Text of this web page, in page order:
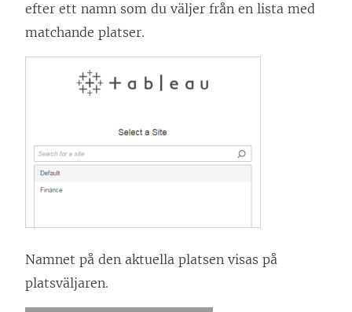
efter ett namn som du väljer från en lista med
matchande platser.
Namnet på den aktuella platsen visas på
platsväljaren.